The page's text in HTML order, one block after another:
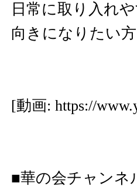
日常に取り入れ
向きになりたい
[動画: https://
■華の会チャンネ